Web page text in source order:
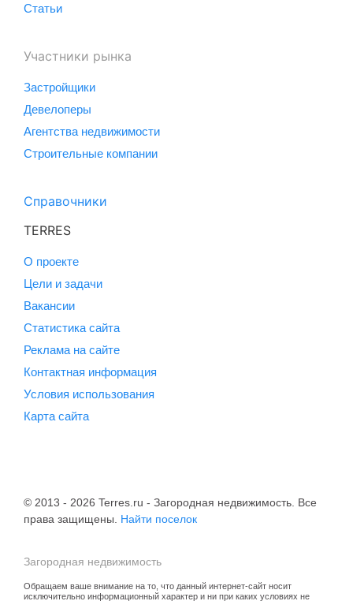
Статьи
Участники рынка
Застройщики
Девелоперы
Агентства недвижимости
Строительные компании
Справочники
TERRES
О проекте
Цели и задачи
Вакансии
Статистика сайта
Реклама на сайте
Контактная информация
Условия использования
Карта сайта
© 2013 - 2026 Terres.ru - Загородная недвижимость. Все
права защищены. Найти поселок
Загородная недвижимость
Обращаем ваше внимание на то, что данный интернет-сайт носит
исключительно информационный характер и ни при каких условиях не